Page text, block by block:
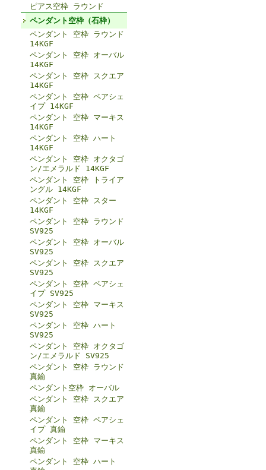
ピアス空枠 ラウンド
ペンダント空枠（石枠）
ペンダント 空枠 ラウンド
14KGF
ペンダント 空枠 オーバル
14KGF
ペンダント 空枠 スクエア
14KGF
ペンダント 空枠 ペアシェ
イプ 14KGF
ペンダント 空枠 マーキス
14KGF
ペンダント 空枠 ハート
14KGF
ペンダント 空枠 オクタゴ
ン/エメラルド 14KGF
ペンダント 空枠 トライア
ングル 14KGF
ペンダント 空枠 スター
14KGF
ペンダント 空枠 ラウンド
SV925
ペンダント 空枠 オーバル
SV925
ペンダント 空枠 スクエア
SV925
ペンダント 空枠 ペアシェ
イプ SV925
ペンダント 空枠 マーキス
SV925
ペンダント 空枠 ハート
SV925
ペンダント 空枠 オクタゴ
ン/エメラルド SV925
ペンダント 空枠 ラウンド
真鍮
ペンダント空枠 オーバル
ペンダント 空枠 スクエア
真鍮
ペンダント 空枠 ペアシェ
イプ 真鍮
ペンダント 空枠 マーキス
真鍮
ペンダント 空枠 ハート